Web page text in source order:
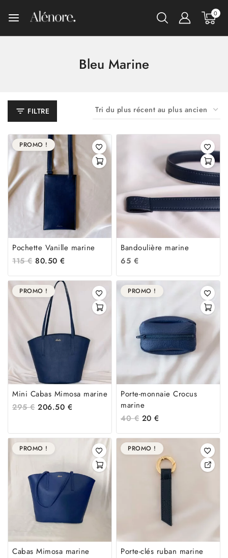
0
Bleu Marine
FILTRE
PROMO !
Pochette Vanille marine
115€ 80.50 €
Bandoulière marine
65 €
PROMO !
Mini Cabas Mimosa marine
295€ 206.50 €
PROMO !
Porte-monnaie Crocus
marine
40€ 20 €
PROMO !
Cabas Mimosa marine
PROMO !
Porte-clés ruban marine